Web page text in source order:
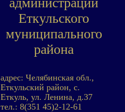
Еткульского
муниципального
района
адрес: Челябинская обл.,
Еткульский район, с.
Еткуль, ул. Ленина, д.37
тел.: 8(351 45)2-12-61